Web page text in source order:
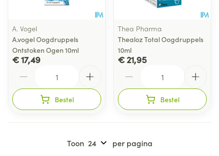
A. Vogel
A.vogel Oogdruppels
Ontstoken Ogen 10ml
€ 17,49
Bestel
Thea Pharma
Thealoz Total Oogdruppels
10ml
€ 21,95
Bestel
Toon per pagina